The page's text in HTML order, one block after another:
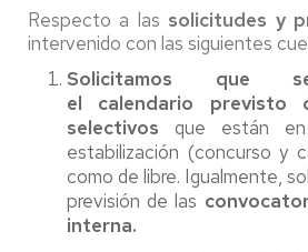
Respecto a las solicitudes y
intervenido con las siguientes
Solicitamos que
el
calendario previsto
selectivos que están
estabilización (concurso y
como de libre. Igualmente,
previsión de las
interna.